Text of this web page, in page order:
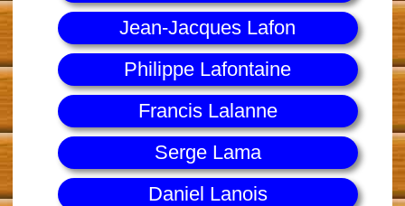
Jean-Jacques Lafon
Philippe Lafontaine
Francis Lalanne
Serge Lama
Daniel Lanois